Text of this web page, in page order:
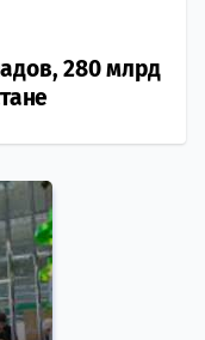
280 млрд